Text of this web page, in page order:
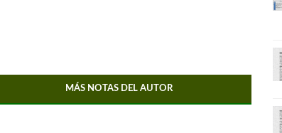
MÁS NOTAS DEL AUTOR